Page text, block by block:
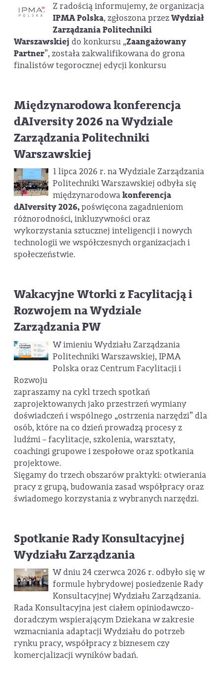
Z radością informujemy, że organizacja
IPMA Polska, zgłoszona przezWydział
Zarządzania Politechniki
Warszawskiej do konkursu „Zaangażowany
Partner”, została zakwalifikowana do grona
finalistów tegorocznej edycji konkursu
Międzynarodowa konferencja
dAIversity 2026 na Wydziale
Zarządzania Politechniki
Warszawskiej
1 lipca 2026 r. na Wydziale Zarządzania
Politechniki Warszawskiej odbyła się
międzynarodowakonferencja
dAIversity 2026,poświęcona zagadnieniom
różnorodności, inkluzywności oraz
wykorzystania sztucznej inteligencji i nowych
technologii we współczesnych organizacjach i
społeczeństwie.
Wakacyjne Wtorki z Facylitacją i
Rozwojem na Wydziale
Zarządzania PW
W imieniu Wydziału Zarządzania
Politechniki Warszawskiej, IPMA
Polska oraz Centrum Facylitacji i
Rozwoju
zapraszamy na cykl trzech spotkań
zaprojektowanych jako przestrzeń wymiany
doświadczeń i wspólnego „ostrzenia narzędzi” dla
osób, które na co dzień prowadzą procesy z
ludźmi – facylitacje, szkolenia, warsztaty,
coachingi grupowe i zespołowe oraz spotkania
projektowe.
Sięgamy do trzech obszarów praktyki: otwierania
pracy z grupą, budowania zasad współpracy oraz
świadomego korzystania z wybranych narzędzi.
Spotkanie Rady Konsultacyjnej
Wydziału Zarządzania
W dniu 24 czerwca 2026 r. odbyło się w
formule hybrydowej posiedzenie Rady
Konsultacyjnej Wydziału Zarządzania.
Rada Konsultacyjna jest ciałem opiniodawczo-
doradczym wspierającym Dziekana w zakresie
wzmacniania adaptacji Wydziału do potrzeb
rynku pracy, współpracy z biznesem czy
komercjalizacji wyników badań.